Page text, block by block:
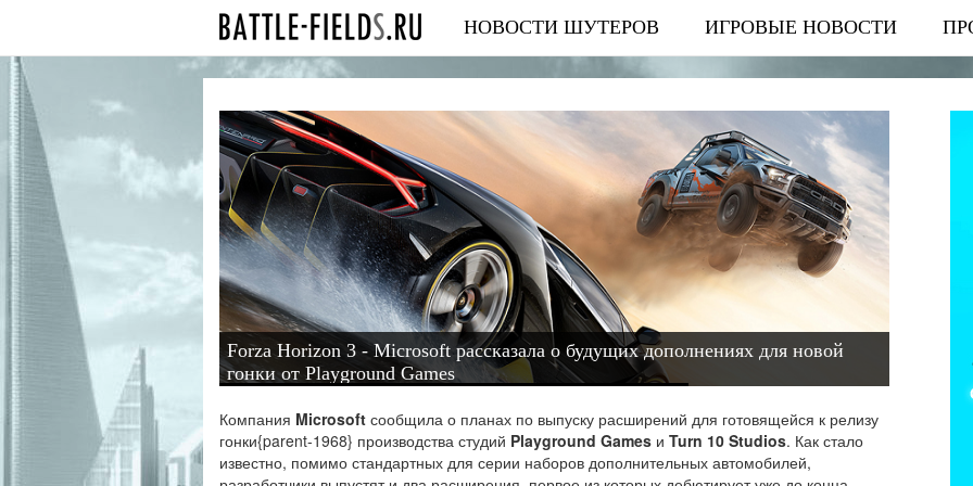
НОВОСТИ ШУТЕРОВ ИГРОВЫЕ НОВОСТИ
Forza Horizon 3 - Microsoft рассказала о будущих дополнениях для новой
гонки от Playground Games
Компания Microsoft сообщила о планах по выпуску расширений для готовящейся к релизу
гонки{parent-1968} производства студий Playground Games и Turn 10 Studios. Как стало
известно, помимо стандартных для серии наборов дополнительных автомобилей,